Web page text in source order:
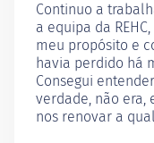
Continuo a
a equipa da
meu propósito e
havia perdido há
Consegui
verdade, não era,
nos renovar a